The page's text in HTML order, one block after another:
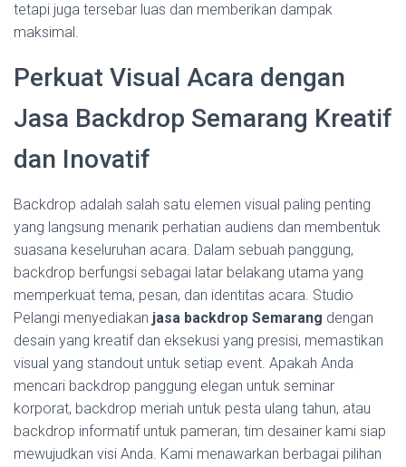
tetapi juga tersebar luas dan memberikan dampak
maksimal.
Perkuat Visual Acara dengan
Jasa Backdrop Semarang Kreatif
dan Inovatif
Backdrop adalah salah satu elemen visual paling penting
yang langsung menarik perhatian audiens dan membentuk
suasana keseluruhan acara. Dalam sebuah panggung,
backdrop berfungsi sebagai latar belakang utama yang
memperkuat tema, pesan, dan identitas acara. Studio
Pelangi menyediakan jasa backdrop Semarang dengan
desain yang kreatif dan eksekusi yang presisi, memastikan
visual yang standout untuk setiap event. Apakah Anda
mencari backdrop panggung elegan untuk seminar
korporat, backdrop meriah untuk pesta ulang tahun, atau
backdrop informatif untuk pameran, tim desainer kami siap
mewujudkan visi Anda. Kami menawarkan berbagai pilihan